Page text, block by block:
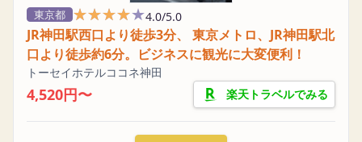
東京都 ★★★★★
★★★★★4.0/5.0
JR神田駅西口より徒歩3分、 東京メトロ、JR神田駅北
口より徒歩約6分。ビジネスに観光に大変便利！
トーセイホテルココネ神田
4,520円〜 楽天トラベルでみる